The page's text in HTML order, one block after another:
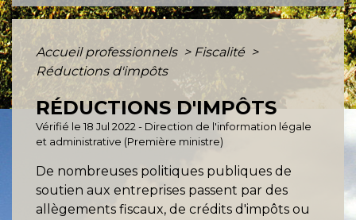
Accueil professionnels > Fiscalité >
Réductions d'impôts
RÉDUCTIONS D'IMPÔTS
Vérifié le 18 Jul 2022 - Direction de l'information légale
et administrative (Première ministre)
De nombreuses politiques publiques de
soutien aux entreprises passent par des
allègements fiscaux, de crédits d'impôts ou